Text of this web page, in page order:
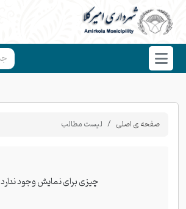
صفحه ی اصلی لیست مطالب
چیزی برای نمایش وجود ندارد